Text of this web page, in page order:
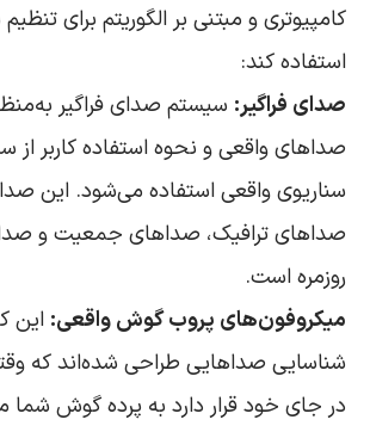
کامپیوتری و مبتنی بر الگوریتم برای
استفاده کند:
صدای فراگیر: سیستم صدای فراگیر
صداهای واقعی و نحوه استفاده کاربر
سناریوی واقعی استفاده می‌شود. این
صداهای ترافیک، صداهای جمعیت و
روزمره است.
میکروفون‌های پروب گوش واقعی: این
شناسایی صداهایی طراحی شده‌اند که
در جای خود قرار دارد به پرده گوش شما